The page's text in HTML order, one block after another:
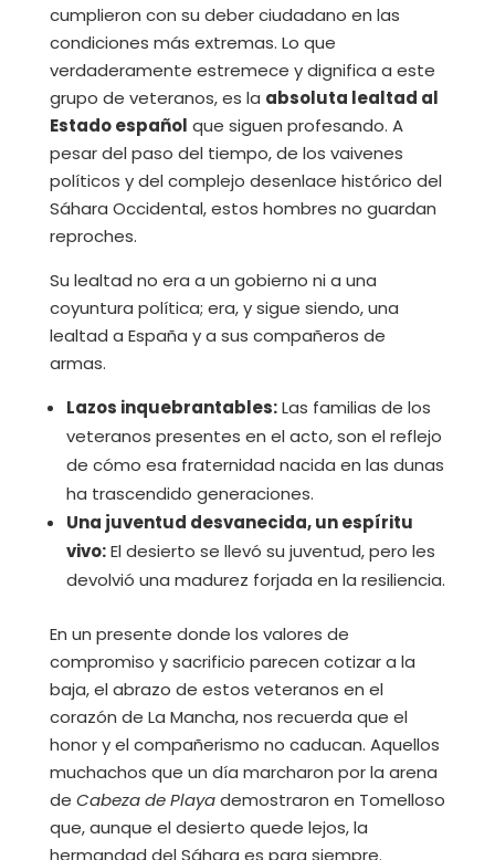
cumplieron con su deber ciudadano en las
condiciones más extremas. Lo que
verdaderamente estremece y dignifica a este
grupo de veteranos, es la absoluta lealtad al
Estado español que siguen profesando. A
pesar del paso del tiempo, de los vaivenes
políticos y del complejo desenlace histórico del
Sáhara Occidental, estos hombres no guardan
reproches.
Su lealtad no era a un gobierno ni a una
coyuntura política; era, y sigue siendo, una
lealtad a España y a sus compañeros de
armas.
Lazos inquebrantables:Las familias de los
veteranos presentes en el acto, son el reflejo
de cómo esa fraternidad nacida en las dunas
ha trascendido generaciones.
Una juventud desvanecida, un espíritu
vivo:El desierto se llevó su juventud, pero les
devolvió una madurez forjada en la resiliencia.
En un presente donde los valores de
compromiso y sacrificio parecen cotizar a la
baja, el abrazo de estos veteranos en el
corazón de La Mancha, nos recuerda que el
honor y el compañerismo no caducan. Aquellos
muchachos que un día marcharon por la arena
de Cabeza de Playademostraron en Tomelloso
que, aunque el desierto quede lejos, la
hermandad del Sáhara es para siempre.